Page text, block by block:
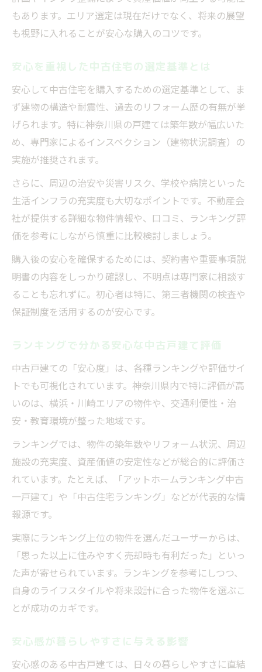
もあります。エリア選定は現在だけでなく、将来の展望
も視野に入れることが安心な購入のコツです。
安心を重視した中古住宅の選定基準とは
安心して中古住宅を購入するための選定基準として、ま
ず建物の構造や耐震性、過去のリフォーム歴の有無が挙
げられます。特に神奈川県の戸建ては築年数が幅広いた
め、専門家によるインスペクション（建物状況調査）の
実施が推奨されます。
さらに、周辺の治安や災害リスク、学校や病院といった
生活インフラの充実度も大切なポイントです。不動産会
社が提供する詳細な物件情報や、口コミ、ランキング評
価を参考にしながら慎重に比較検討しましょう。
購入後の安心を確保するためには、契約書や重要事項説
明書の内容をしっかり確認し、不明点は専門家に相談す
ることも忘れずに。初心者は特に、第三者機関の検査や
保証制度を活用するのが安心です。
ランキングで分かる安心な中古戸建て評価
中古戸建ての「安心度」は、各種ランキングや評価サイ
トでも可視化されています。神奈川県内で特に評価が高
いのは、横浜・川崎エリアの物件や、交通利便性・治
安・教育環境が整った地域です。
ランキングでは、物件の築年数やリフォーム状況、周辺
施設の充実度、資産価値の安定性などが総合的に評価さ
れています。たとえば、「アットホームランキング中古
一戸建て」や「中古住宅ランキング」などが代表的な情
報源です。
実際にランキング上位の物件を選んだユーザーからは、
「思った以上に住みやすく売却時も有利だった」といっ
た声が寄せられています。ランキングを参考にしつつ、
自身のライフスタイルや将来設計に合った物件を選ぶこ
とが成功のカギです。
安心感が暮らしやすさに与える影響
安心感のある中古戸建ては、日々の暮らしやすさに直結